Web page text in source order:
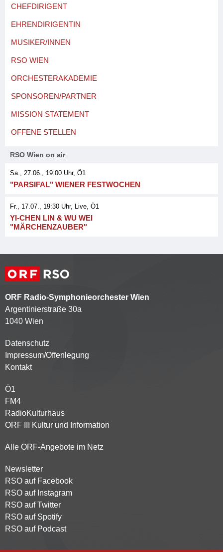
CHEFDIRIGENT
EHRENDIRIGENTIN
MUSIKER/INNEN
RSO WIEN
ORCHESTERAKADEMIE
SPONSOREN/PARTNER
MISSION STATEMENT
OFFENE STELLEN
RSO Wien on air
Sa., 27.06., 19:00 Uhr, Ö1
"PARSIFAL" WIENER FESTWOCHEN
Fr., 17.07., 19:30 Uhr, Live, Ö1
YI-CHEN LIN & WU WEI
"MÄRCHENZAUBER"
ORF Radio-Symphonieorchester Wien
Argentinierstraße 30a
1040 Wien
Kontaktmenü
Datenschutz
Impressum/Offenlegung
Kontakt
Partnersender
Ö1
FM4
RadioKulturhaus
ORF III Kultur und Information
Alle ORF-Angebote im Netz
Footer
menu
Newsletter
RSO auf Facebook
RSO auf Instagram
RSO auf Twitter
RSO auf Spotify
RSO auf Podcast